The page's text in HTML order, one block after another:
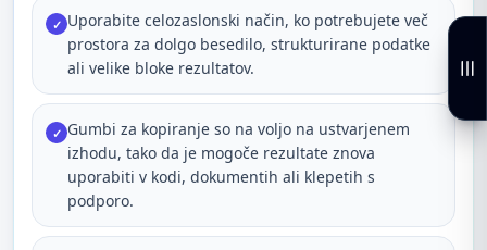
✓ Uporabite celozaslonski način, ko potrebujete več
prostora za dolgo besedilo, strukturirane podatke
ali velike bloke rezultatov.
✓ Gumbi za kopiranje so na voljo na ustvarjenem
izhodu, tako da je mogoče rezultate znova
uporabiti v kodi, dokumentih ali klepetih s
podporo.